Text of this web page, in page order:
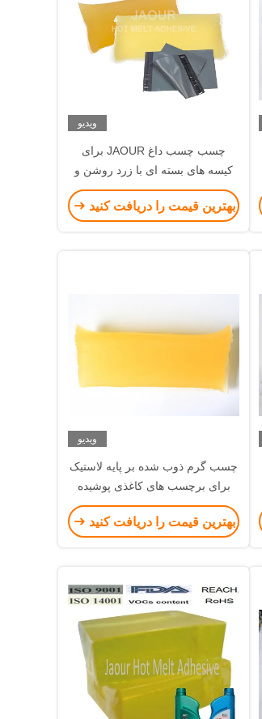
ویدیو
چسب چسب داغ JAOUR برای
کیسه های بسته ای با زرد روشن و
محکم محکم
بهترین قیمت را دریافت کنید
ویدیو
چسب گرم ذوب شده بر پایه لاستیک
برای برچسب های کاغذی پوشیده
شده در بسته بندی درام
بهترین قیمت را دریافت کنید